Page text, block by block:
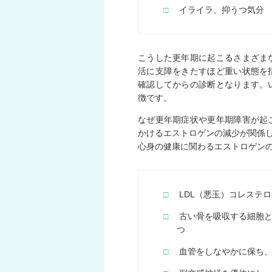
□ イライラ、抑うつ気分
こうした更年期に起こるさまざ
活に支障をきたすほど重い状態
確認してからの診断となります
徴です。
なぜ更年期症状や更年期障害が
かけるエストロゲンの減少が関係
心身の健康に関わるエストロゲン
□ LDL（悪玉）コレステ
□
古い骨を吸収する細胞
つ
□ 血管をしなやかに保ち